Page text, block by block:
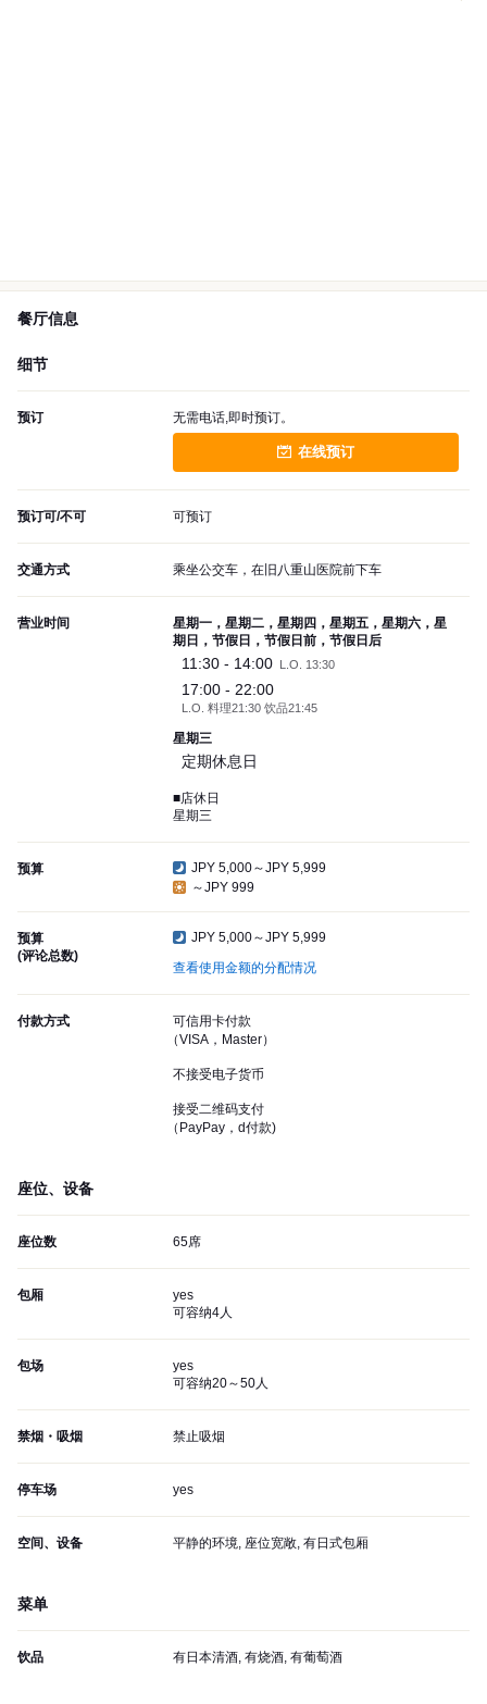
餐厅信息
细节
预订 无需电话,即时预订。
在线预订
预订可/不可 可预订
交通方式 乘坐公交车，在旧八重山医院前下车
营业时间
星期一，星期二，星期四，星期五，星期六，星
期日，节假日，节假日前，节假日后
11:30 - 14:00 L.O. 13:30
17:00 - 22:00
L.O. 料理21:30 饮品21:45
星期三
定期休息日
■店休日
星期三
预算
JPY 5,000～JPY 5,999
～JPY 999
预算
(评论总数)
JPY 5,000～JPY 5,999
查看使用金额的分配情况
付款方式
可信用卡付款
（VISA，Master）
不接受电子货币
接受二维码支付
（PayPay，d付款)
座位、设备
座位数 65席
包厢
yes
可容纳4人
包场
yes
可容纳20～50人
禁烟・吸烟 禁止吸烟
停车场 yes
空间、设备 平静的环境, 座位宽敞, 有日式包厢
菜单
饮品 有日本清酒, 有烧酒, 有葡萄酒